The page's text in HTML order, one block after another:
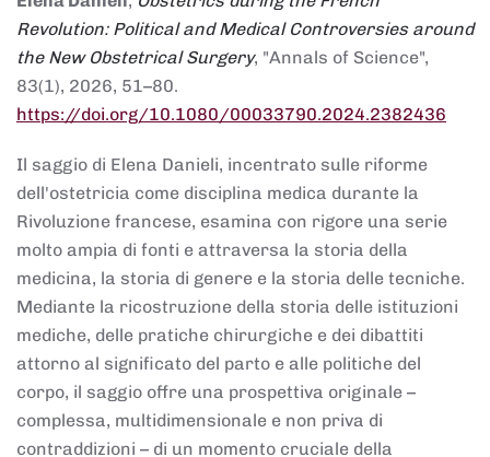
Revolution: Political and Medical Controversies around
the New Obstetrical Surgery, "Annals of Science",
83(1), 2026, 51–80.
https://doi.org/10.1080/00033790.2024.2382436
Il saggio di Elena Danieli, incentrato sulle riforme
dell'ostetricia come disciplina medica durante la
Rivoluzione francese, esamina con rigore una serie
molto ampia di fonti e attraversa la storia della
medicina, la storia di genere e la storia delle tecniche.
Mediante la ricostruzione della storia delle istituzioni
mediche, delle pratiche chirurgiche e dei dibattiti
attorno al significato del parto e alle politiche del
corpo, il saggio offre una prospettiva originale –
complessa, multidimensionale e non priva di
contraddizioni – di un momento cruciale della